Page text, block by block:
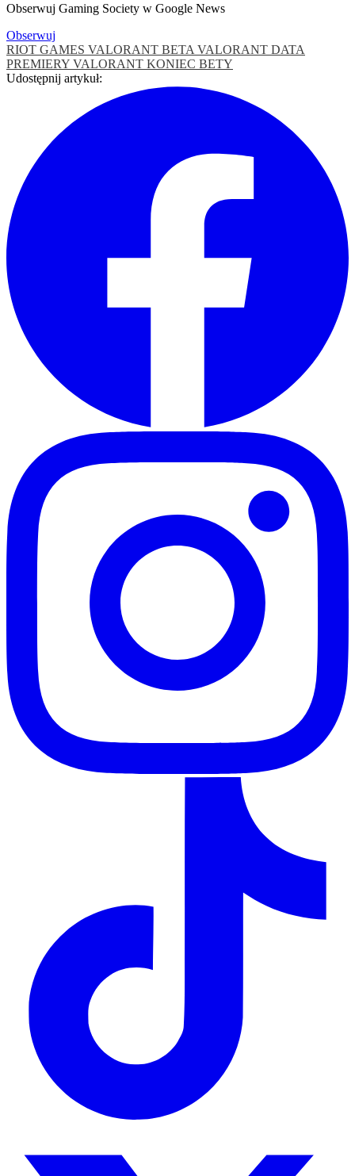
Obserwuj Gaming Society w Google News
Obserwuj
RIOT GAMES VALORANT BETA VALORANT DATA
PREMIERY VALORANT KONIEC BETY
Udostępnij artykuł: